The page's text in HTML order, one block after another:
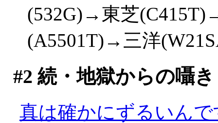
(532G)→東芝
(A5501T)→三洋
#2 続・地獄からの囁
真は確かにずるいん